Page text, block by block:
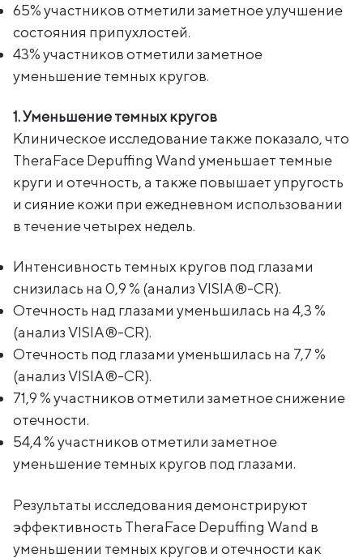
65% участников отметили заметное улучшение
состояния припухлостей.
43% участников отметили заметное
уменьшение темных кругов.
1. Уменьшение темных кругов
Клиническое исследование также показало, что
TheraFace Depuffing Wand уменьшает темные
круги и отечность, а также повышает упругость
и сияние кожи при ежедневном использовании
в течение четырех недель.
Интенсивность темных кругов под глазами
снизилась на 0,9 % (анализ VISIA®-CR).
Отечность над глазами уменьшилась на 4,3 %
(анализ VISIA®-CR).
Отечность под глазами уменьшилась на 7,7 %
(анализ VISIA®-CR).
71,9 % участников отметили заметное снижение
отечности.
54,4 % участников отметили заметное
уменьшение темных кругов под глазами.
Результаты исследования демонстрируют
эффективность TheraFace Depuffing Wand в
уменьшении темных кругов и отечности как